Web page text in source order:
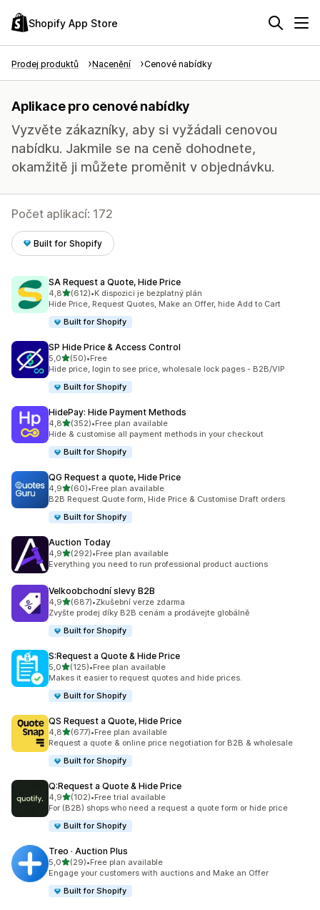
Shopify App Store
Prodej produktů Nacenění Cenové nabídky
Aplikace pro cenové nabídky
Vyzvěte zákazníky, aby si vyžádali cenovou
nabídku. Jakmile se na ceně dohodnete,
okamžitě ji můžete proměnit v objednávku.
Počet aplikací: 172
Built for Shopify
SA Request a Quote, Hide Price
4,8z 5 hvězd
(612)
Celkový počet recenzí: 612
•K dispozici je bezplatný plán
Hide Price, Request Quotes, Make an Offer, hide Add to Cart
Built for Shopify
SP Hide Price & Access Control
5,0z 5 hvězd
(50)
Celkový počet recenzí: 50
•Free
Hide price, login to see price, wholesale lock pages - B2B/VIP
Built for Shopify
HidePay: Hide Payment Methods
4,8z 5 hvězd
(352)
Celkový počet recenzí: 352
•Free plan available
Hide & customise all payment methods in your checkout
Built for Shopify
QG Request a quote, Hide Price
4,9z 5 hvězd
(60)
Celkový počet recenzí: 60
•Free plan available
B2B Request Quote form, Hide Price & Customise Draft orders
Built for Shopify
Auction Today
4,9z 5 hvězd
(292)
Celkový počet recenzí: 292
•Free plan available
Everything you need to run professional product auctions
Velkoobchodní slevy B2B
4,9z 5 hvězd
(687)
Celkový počet recenzí: 687
•Zkušební verze zdarma
Zvyšte prodej díky B2B cenám a prodávejte globálně
Built for Shopify
S:Request a Quote & Hide Price
5,0z 5 hvězd
(125)
Celkový počet recenzí: 125
•Free plan available
Makes it easier to request quotes and hide prices.
Built for Shopify
QS Request a Quote, Hide Price
4,8z 5 hvězd
(677)
Celkový počet recenzí: 677
•Free plan available
Request a quote & online price negotiation for B2B & wholesale
Built for Shopify
Q:Request a Quote & Hide Price
4,9z 5 hvězd
(102)
Celkový počet recenzí: 102
•Free trial available
For (B2B) shops who need a request a quote form or hide price
Built for Shopify
Treo · Auction Plus
5,0z 5 hvězd
(29)
Celkový počet recenzí: 29
•Free plan available
Engage your customers with auctions and Make an Offer
Built for Shopify